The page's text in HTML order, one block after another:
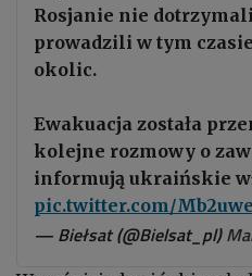
Rosjanie nie
prowadzili w tym
okolic.
Ewakuacja została
kolejne rozmowy o
informują ukraińskie
pic.twitter.com/
— Biełsat (@Bielsat_pl)